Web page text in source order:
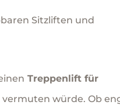
Treppenlift für
vermuten würde. Ob